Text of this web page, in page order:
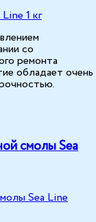
со
ремонта
обладает очень
смолы Sea